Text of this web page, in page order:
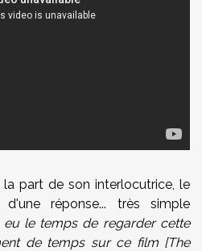
part de son interlocutrice, le
réponse... très simple
eu le temps de regarder cette
de temps sur ce film [The